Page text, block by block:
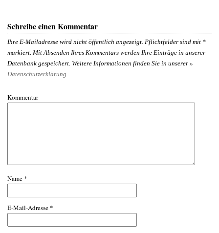
Schreibe einen Kommentar
Ihre E-Mailadresse wird nicht öffentlich angezeigt. Pflichtfelder sind mit *
markiert. Mit Absenden Ihres Kommentars werden Ihre Einträge in unserer
Datenbank gespeichert. Weitere Informationen finden Sie in unserer »
Datenschutzerklärung
Kommentar
Name *
E-Mail-Adresse *